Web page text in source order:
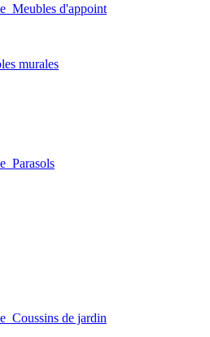
Meubles d'appoint
murales
Parasols
Coussins de jardin